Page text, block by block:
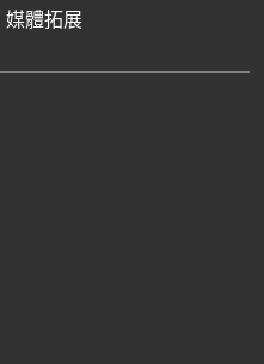
媒體拓展